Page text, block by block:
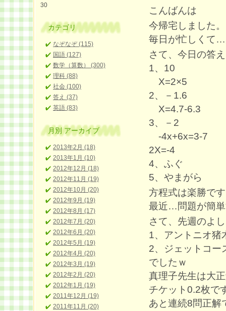
こんばんは
今帰宅しました。
毎日が忙しくて
さて、今日の答
1、10
X=2×5
2、－1.6
X=4.7-6.3
3、－2
-4x+6x=3-7
2X=-4
4、ふぐ
5、やまがら
方程式は楽勝で
最近…問題が簡
さて、先週のよ
1、アントニオ猪
2、ジェットコー
でしたｗ
真理子先生は大
チケット0.2枚で
あと連続8問正解
30
カテゴリ
なぞなぞ (115)
国語 (127)
数学（算数） (300)
理科 (88)
社会 (100)
答え (37)
英語 (83)
月別アーカイブ
2013年2月 (18)
2013年1月 (10)
2012年12月 (18)
2012年11月 (19)
2012年10月 (20)
2012年9月 (19)
2012年8月 (17)
2012年7月 (20)
2012年6月 (20)
2012年5月 (19)
2012年4月 (20)
2012年3月 (19)
2012年2月 (20)
2012年1月 (19)
2011年12月 (19)
2011年11月 (20)